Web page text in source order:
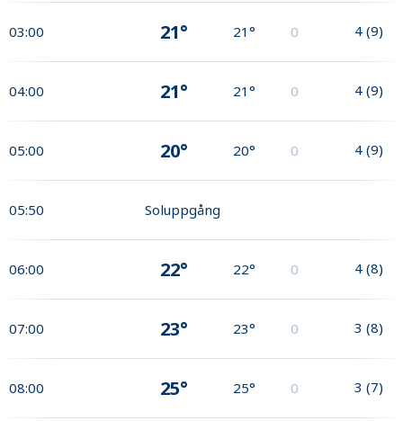
03:00 21° 21° 0 4 (9)
04:00 21° 21° 0 4 (9)
05:00 20° 20° 0 4 (9)
05:50 Soluppgång
06:00 22° 22° 0 4 (8)
07:00 23° 23° 0 3 (8)
08:00 25° 25° 0 3 (7)